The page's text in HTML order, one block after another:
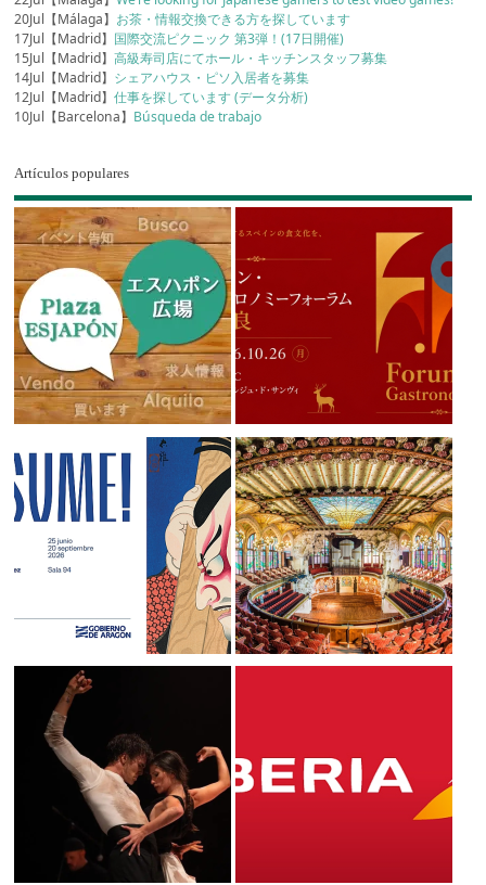
20Jul【Málaga】 お茶・情報交換できる方を探しています
17Jul【Madrid】 国際交流ピクニック 第3弾！(17日開催)
15Jul【Madrid】高級寿司店にてホール・キッチンスタッフ募集
14Jul【Madrid】 シェアハウス・ピソ入居者を募集
12Jul【Madrid】仕事を探しています (データ分析)
10Jul【Barcelona】 Búsqueda de trabajo
Artículos populares